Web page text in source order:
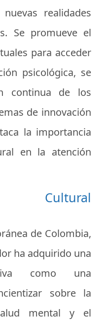
realidades
Se promueve el
para acceder
psicológica, se
continua de los
de innovación
la importancia
en la atención
Cultural
de Colombia,
ha adquirido una
como una
sobre la
mental y el